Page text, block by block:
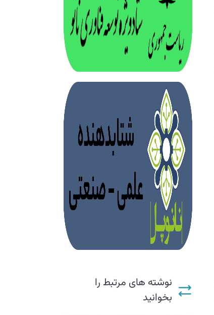
نوشته های مرتبط را
بخوانید